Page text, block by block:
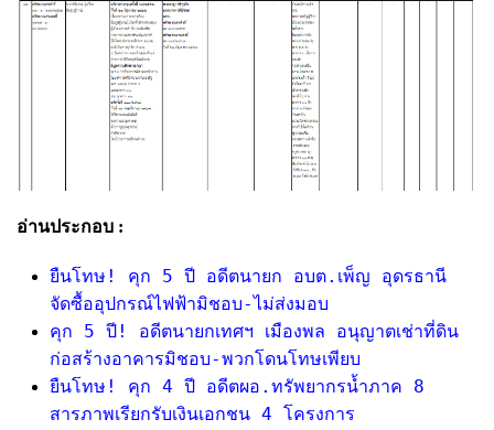
อ่านประกอบ :
ยืนโทษ! คุก 5 ปี อดีตนายก อบต.เพ็ญ อุดรธานี
จัดซื้ออุปกรณ์ไฟฟ้ามิชอบ-ไม่ส่งมอบ
คุก 5 ปี! อดีตนายกเทศฯ เมืองพล อนุญาตเช่าที่ดิน
ก่อสร้างอาคารมิชอบ-พวกโดนโทษเพียบ
ยืนโทษ! คุก 4 ปี อดีตผอ.ทรัพยากรน้ำภาค 8
สารภาพเรียกรับเงินเอกชน 4 โครงการ